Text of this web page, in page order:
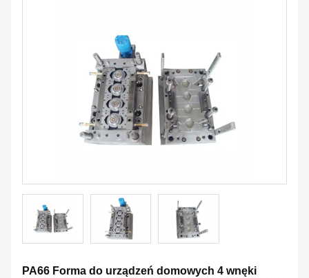
PA66 Forma do urządzeń domowych 4 wnęki